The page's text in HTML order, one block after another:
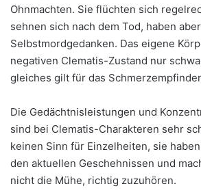
Ohnmachten. Sie flüchten sich
sehnen sich nach dem Tod, haben
Selbstmordgedanken. Das eigene
negativen Clematis-Zustand nur
gleiches gilt für das
Die Gedächtnisleistungen und
sind bei Clematis-Charakteren sehr
keinen Sinn für Einzelheiten, sie
den aktuellen Geschehnissen und
nicht die Mühe, richtig zuzuhören.